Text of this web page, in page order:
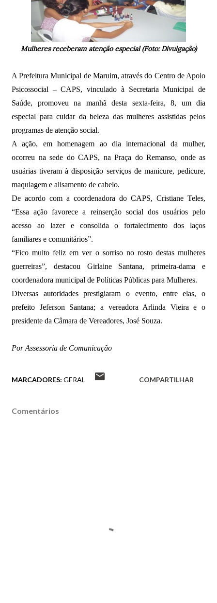
Mulheres receberam atenção especial (Foto: Divulgação)
A Prefeitura Municipal de Maruim, através do Centro de Apoio
Psicossocial – CAPS, vinculado à Secretaria Municipal de
Saúde, promoveu na manhã desta sexta-feira, 8, um dia
especial para cuidar da beleza das mulheres assistidas pelos
programas de atenção social.
A ação, em homenagem ao dia internacional da mulher,
ocorreu na sede do CAPS, na Praça do Remanso, onde as
usuárias tiveram à disposição serviços de manicure, pedicure,
maquiagem e alisamento de cabelo.
De acordo com a coordenadora do CAPS, Cristiane Teles,
“Essa ação favorece a reinserção social dos usuários pelo
acesso ao lazer e consolida o fortalecimento dos laços
familiares e comunitários”.
“Fico muito feliz em ver o sorriso no rosto destas mulheres
guerreiras”, destacou Girlaine Santana, primeira-dama e
coordenadora municipal de Políticas Públicas para Mulheres.
Diversas autoridades prestigiaram o evento, entre elas, o
prefeito Jeferson Santana; a vereadora Arlinda Vieira e o
presidente da Câmara de Vereadores, José Souza.
Por Assessoria de Comunicação
MARCADORES: GERAL COMPARTILHAR
Comentários